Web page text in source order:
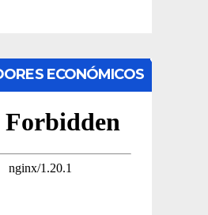
ECONÓMICOS